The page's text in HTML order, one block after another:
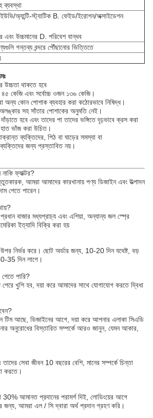
ব্যবস্থা
অ্যান্টি-স্ট্যাটিক B. ফেইড/ইরোশন/অক্সাইডেশন
এবং উচ্চমানের D. পরিবেশ বান্ধব
গন্তব্য বন্দরে পৌঁছানোর ভিত্তিতে
উচ্চতা থাকতে হবে
কেজি এবং সর্বোচ্চ ওজন ১৩৬ কেজি।
বা অন্য কোন পোশাক ব্যবহার করা কঠোরভাবে নিষিদ্ধ।
সহ সাঁতার পোশাকের অনুমতি নেই।
হবে এবং তাদের পা তাদের ভঙ্গিতে দৃঢ়ভাবে ক্রস করা
ভাঁজ করা উচিত।
ব্যক্তিদের, পিঠ বা ঘাড়ের সমস্যা বা
জন্য প্রস্তাবিত নয়।
ফ্যাক্টর?
আমরা আমাদের কারখানায় পণ্য ডিজাইন এবং উত্পাদন
পেতে পারেন।
বাজার মধ্যপ্রাচ্য এবং এশিয়া, অন্যান্য জল স্প্রে
ইত্যাদি বিক্রি করা হয়
নির্ভর করে। ছোট অর্ডার জন্য, 10-20 দিন যথেষ্ট, বড়
35 দিন লাগে।
পারি?
খুশি হব, দয়া করে আমাদের সাথে যোগাযোগ করতে দ্বিধা
টিম আছে, ডিজাইনের আগে, দয়া করে আপনার এলাকা সিএডি
অনুরোধের বিস্তারিত সম্পর্কে আরও জানুন, যেমন আকার,
সেবা জীবন 10 বছরের বেশি, মানের সম্পর্কে চিন্তা
করতে।
30% আমানত প্রদানের পরামর্শ দিই, লোডিংয়ের আগে
জন্য, আমরা এল / সি দ্বারা অর্থ প্রদান গ্রহণ করি।